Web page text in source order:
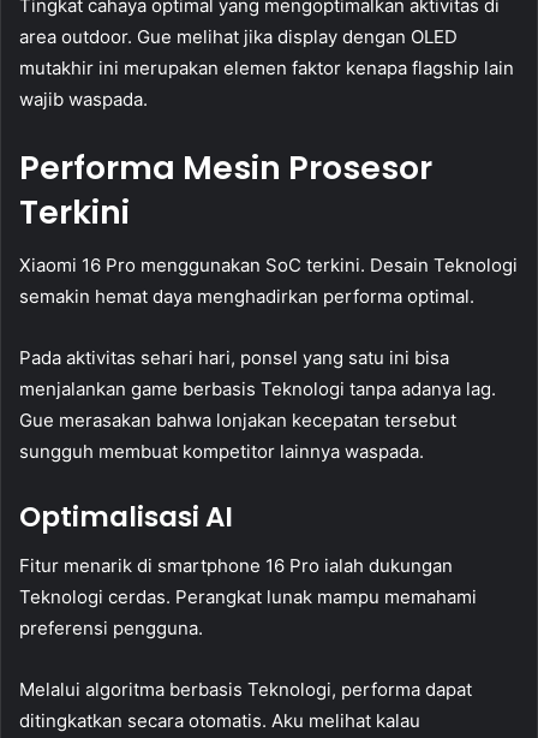
Tingkat cahaya optimal yang mengoptimalkan aktivitas di
area outdoor. Gue melihat jika display dengan OLED
mutakhir ini merupakan elemen faktor kenapa flagship lain
wajib waspada.
Performa Mesin Prosesor
Terkini
Xiaomi 16 Pro menggunakan SoC terkini. Desain Teknologi
semakin hemat daya menghadirkan performa optimal.
Pada aktivitas sehari hari, ponsel yang satu ini bisa
menjalankan game berbasis Teknologi tanpa adanya lag.
Gue merasakan bahwa lonjakan kecepatan tersebut
sungguh membuat kompetitor lainnya waspada.
Optimalisasi AI
Fitur menarik di smartphone 16 Pro ialah dukungan
Teknologi cerdas. Perangkat lunak mampu memahami
preferensi pengguna.
Melalui algoritma berbasis Teknologi, performa dapat
ditingkatkan secara otomatis. Aku melihat kalau